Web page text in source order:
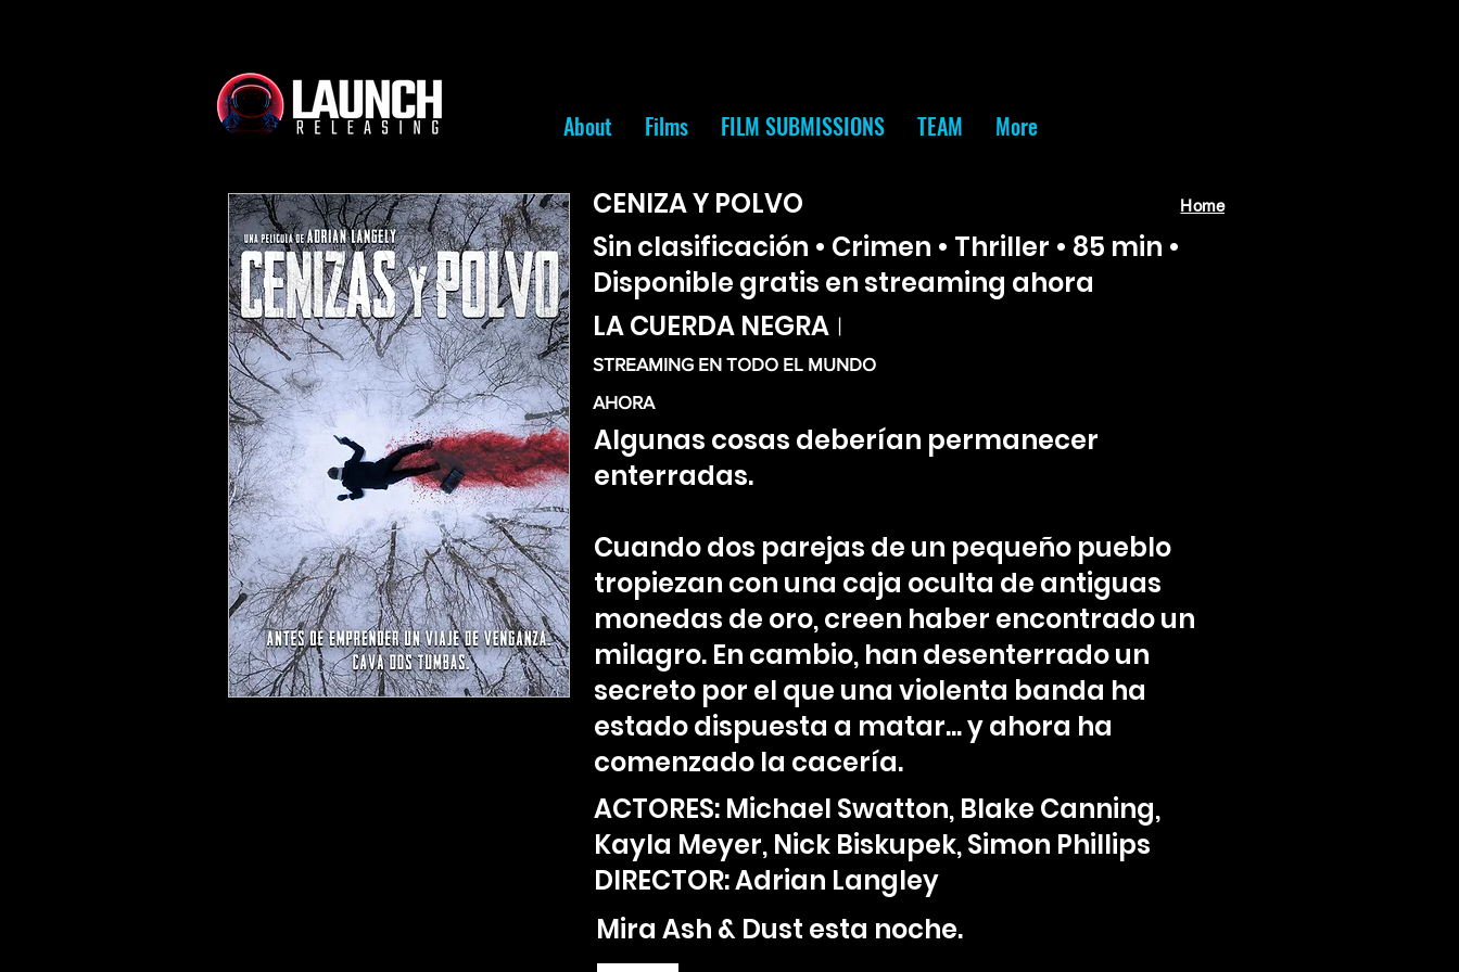
About Films FILM SUBMISSIONS TEAM More
CENIZA Y POLVO Home
Sin clasificación • Crimen • Thriller • 85 min •
Disponible gratis en streaming ahora
LA CUERDA NEGRA |
STREAMING EN TODO EL MUNDO
AHORA
Algunas cosas deberían permanecer
enterradas.
Cuando dos parejas de un pequeño pueblo
tropiezan con una caja oculta de antiguas
monedas de oro, creen haber encontrado un
milagro. En cambio, han desenterrado un
secreto por el que una violenta banda ha
estado dispuesta a matar... y ahora ha
comenzado la cacería.
ACTORES: Michael Swatton, Blake Canning,
Kayla Meyer, Nick Biskupek, Simon Phillips
DIRECTOR: Adrian Langley
Mira Ash & Dust esta noche.